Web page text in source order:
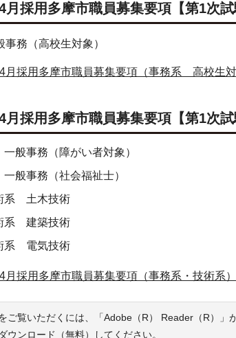
月採用多摩市職員募集要項【第1次
務（高校生対象）
月採用多摩市職員募集要項（事務系 高校生対
月採用多摩市職員募集要項【第1次
般事務（障がい者対象）
般事務（社会福祉士）
系 土木技術
系 建築技術
系 電気技術
月採用多摩市職員募集要項（事務系・技術系）
ご覧いただくには、「Adobe（R） Reader（R）」
ウンロード（無料）してください。